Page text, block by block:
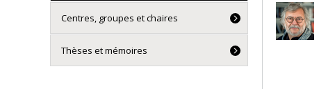
Centres, groupes et chaires
Thèses et mémoires